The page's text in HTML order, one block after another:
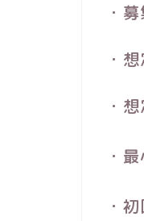
・
・
・
・
・